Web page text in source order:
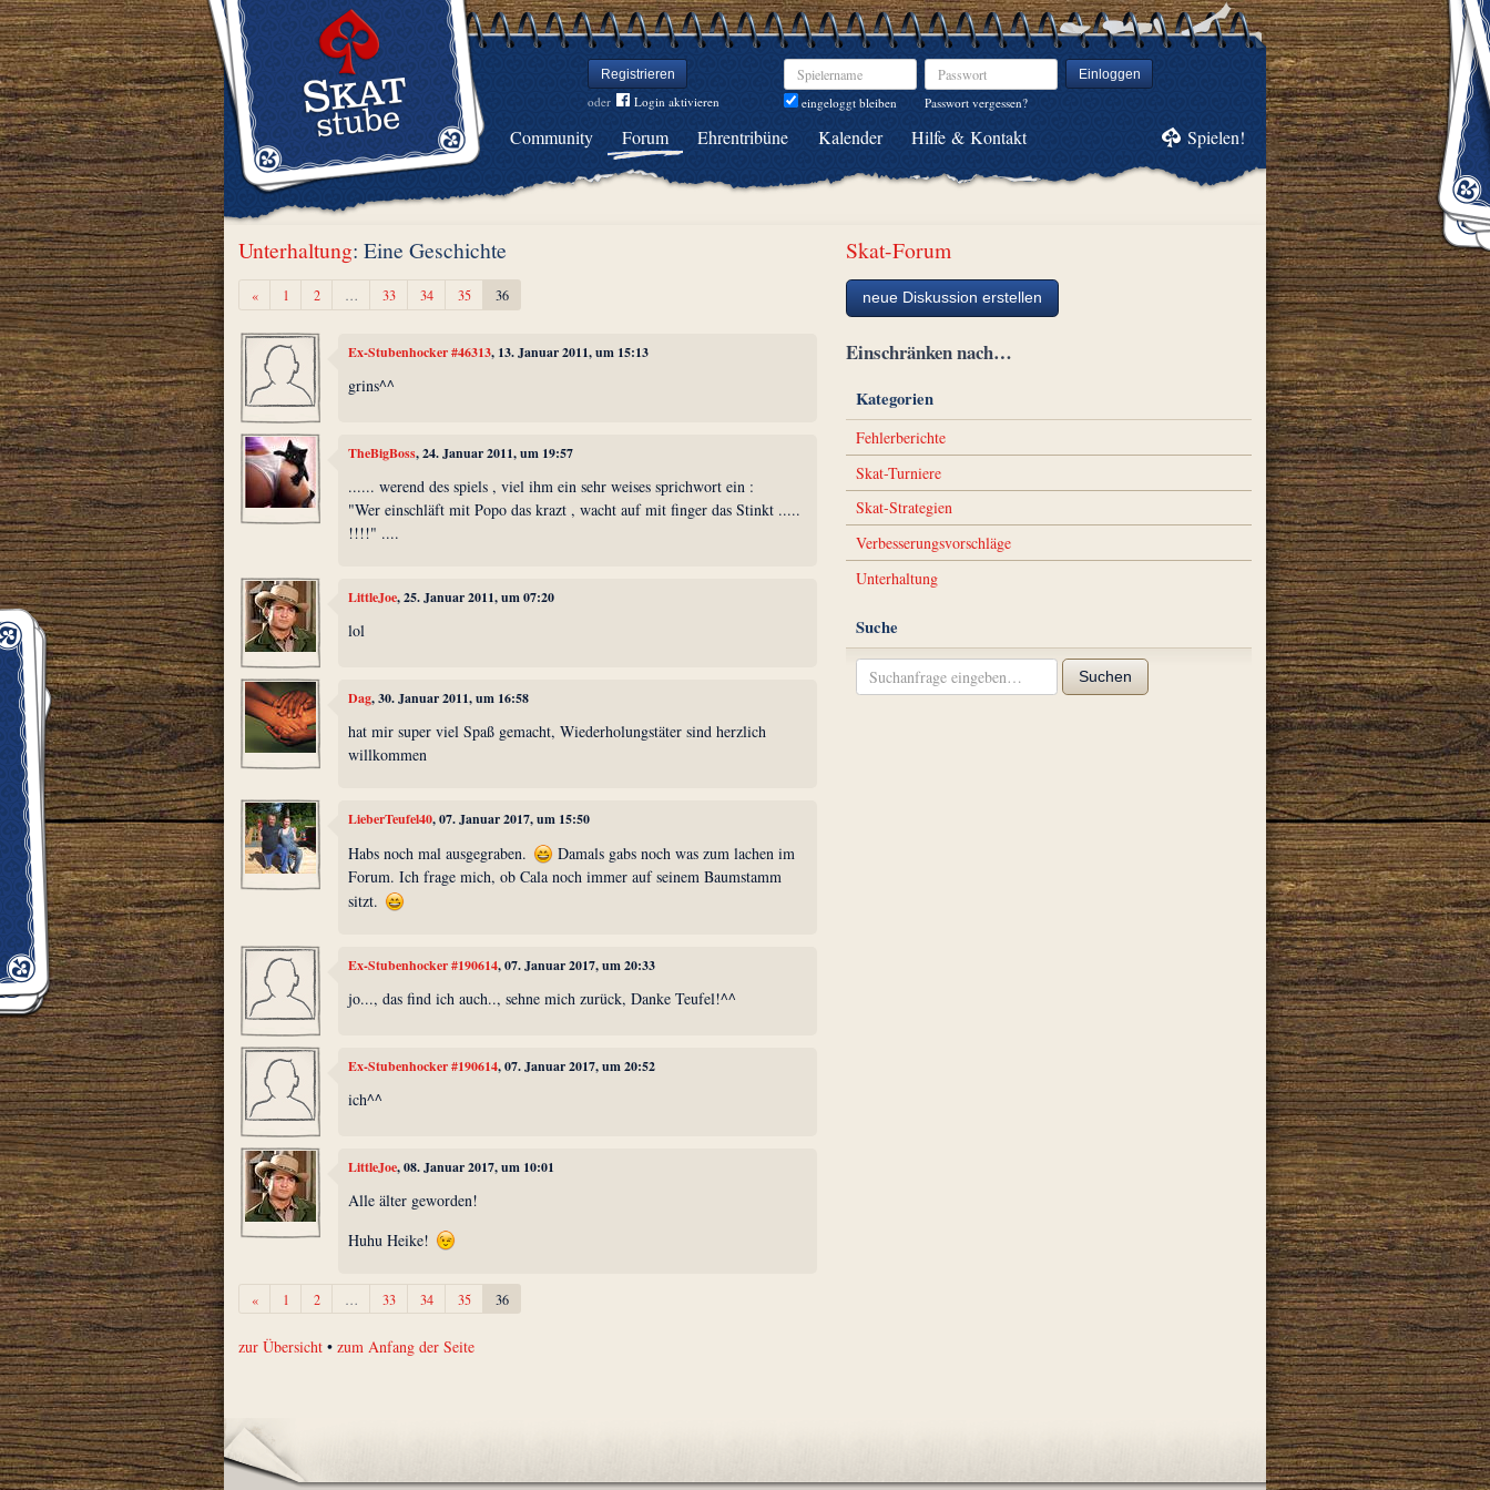
Registrieren
oder Login aktivieren
Spielername
eingeloggt bleiben
Passwort Einloggen
Passwort vergessen?
Community Forum Ehrentribüne Kalender Hilfe & Kontakt Spielen!
Unterhaltung: Eine Geschichte
«Zurück1 2 … 33 34 35 36
Ex-Stubenhocker #46313, 13. Januar 2011, um 15:13
grins^^
TheBigBoss, 24. Januar 2011, um 19:57
...... werend des spiels , viel ihm ein sehr weises sprichwort ein :
"Wer einschläft mit Popo das krazt , wacht auf mit finger das Stinkt .....
!!!!" ....
LittleJoe, 25. Januar 2011, um 07:20
lol
Dag, 30. Januar 2011, um 16:58
hat mir super viel Spaß gemacht, Wiederholungstäter sind herzlich
willkommen
LieberTeufel40, 07. Januar 2017, um 15:50
Habs noch mal ausgegraben.
Damals gabs noch was zum lachen im
Forum. Ich frage mich, ob Cala noch immer auf seinem Baumstamm
sitzt.
Ex-Stubenhocker #190614, 07. Januar 2017, um 20:33
jo..., das find ich auch.., sehne mich zurück, Danke Teufel!^^
Ex-Stubenhocker #190614, 07. Januar 2017, um 20:52
ich^^
LittleJoe, 08. Januar 2017, um 10:01
Alle älter geworden!
Huhu Heike!
«Zurück1 2 … 33 34 35 36
zur Übersicht •zum Anfang der Seite
Skat-Forum
neue Diskussion erstellen
Einschränken nach…
Kategorien
Fehlerberichte
Skat-Turniere
Skat-Strategien
Verbesserungsvorschläge
Unterhaltung
Suche
Suchen